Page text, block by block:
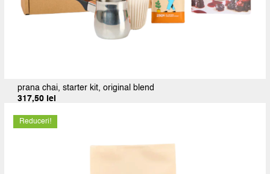
prana chai, starter kit, original blend
317,50 lei
Reduceri!